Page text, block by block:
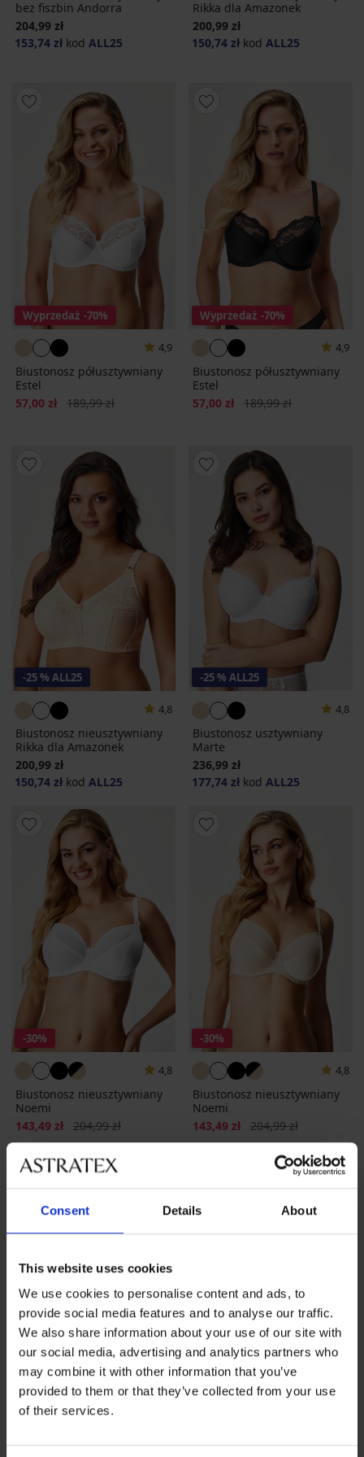
Consent Details About
This website uses cookies
We use cookies to personalise content and ads, to
provide social media features and to analyse our traffic.
We also share information about your use of our site with
our social media, advertising and analytics partners who
may combine it with other information that you’ve
provided to them or that they’ve collected from your use
of their services.
bez fiszbin Andorra
204,99 zł
153,74 zł kod ALL25
Rikka dla Amazonek
200,99 zł
150,74 zł kod ALL25
Wyprzedaż -70%
4,9
Biustonosz półusztywniany
Estel
Zniżka
57,00 zł Pierwotna cena
189,99 zł
Wyprzedaż -70%
4,9
Biustonosz półusztywniany
Estel
Zniżka
57,00 zł Pierwotna cena
189,99 zł
-25 % ALL25
4,8
Biustonosz nieusztywniany
Rikka dla Amazonek
200,99 zł
150,74 zł kod ALL25
-25 % ALL25
4,8
Biustonosz usztywniany
Marte
236,99 zł
177,74 zł kod ALL25
-30%
4,8
Biustonosz nieusztywniany
Noemi
Zniżka
143,49 zł Pierwotna cena
204,99 zł
-30%
4,8
Biustonosz nieusztywniany
Noemi
Zniżka
143,49 zł Pierwotna cena
204,99 zł
-25 % ALL25 -30%